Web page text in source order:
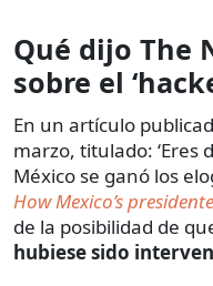
Qué dijo The
sobre el
En un artículo
marzo, titulado: ‘Eres
México se ganó los
How Mexico’s
de la posibilidad de
hubiese sido